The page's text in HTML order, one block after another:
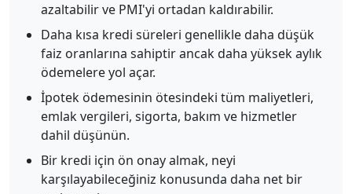
azaltabilir ve PMI'yi ortadan kaldırabilir.
Daha kısa kredi süreleri genellikle daha düşük
faiz oranlarına sahiptir ancak daha yüksek aylık
ödemelere yol açar.
İpotek ödemesinin ötesindeki tüm maliyetleri,
emlak vergileri, sigorta, bakım ve hizmetler
dahil düşünün.
Bir kredi için ön onay almak, neyi
karşılayabileceğiniz konusunda daha net bir